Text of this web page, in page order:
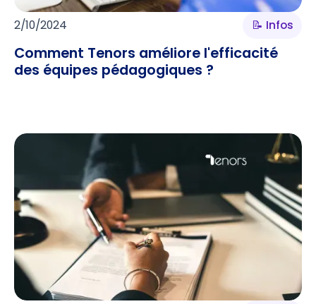
2/10/2024 📝 Infos
Comment Tenors améliore l'efficacité
des équipes pédagogiques ?